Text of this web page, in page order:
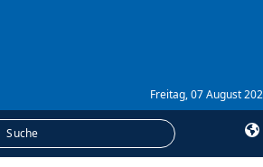
Freitag, 07 August